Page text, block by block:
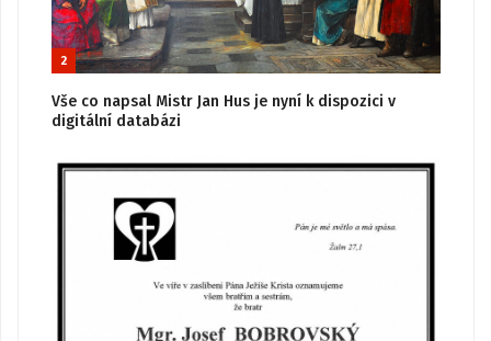
2
Vše co napsal Mistr Jan Hus je nyní k dispozici v
digitální databázi